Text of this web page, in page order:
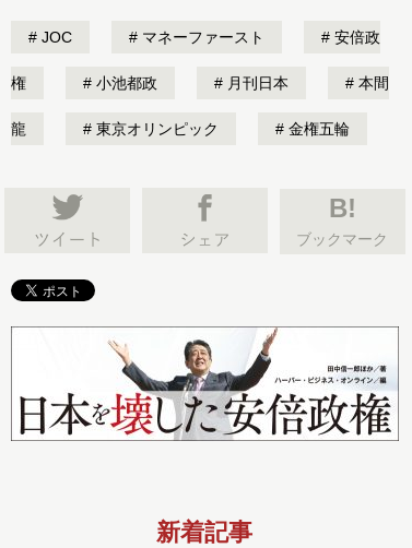
JOC マネーファースト 安倍政
権 小池都政 月刊日本 本間
龍 東京オリンピック 金権五輪
B!
ブックマーク
新着記事